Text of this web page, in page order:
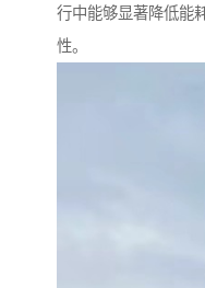
行中能够显著降低能
性。